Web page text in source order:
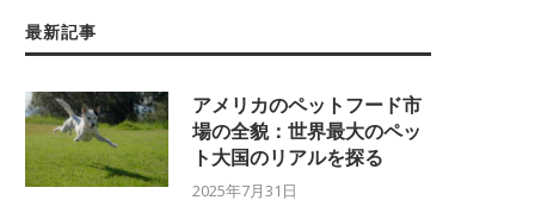
最新記事
アメリカのペットフード市
場の全貌：世界最大のペッ
ト大国のリアルを探る
2025年7月31日